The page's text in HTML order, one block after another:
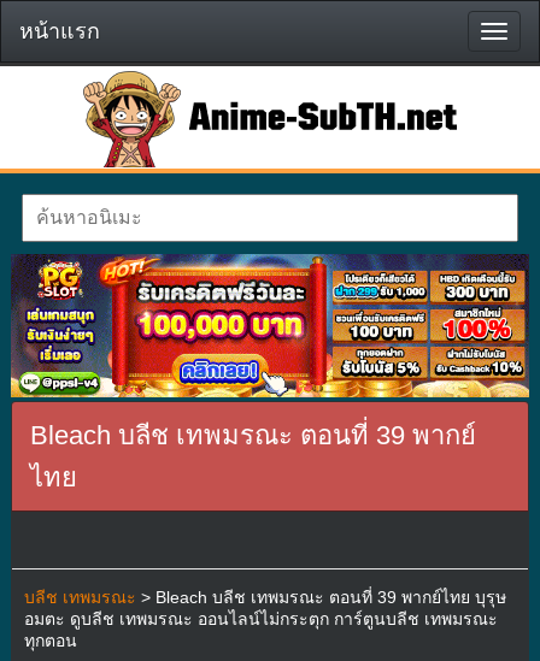
หน้า
แรก
หน้าแรก
Bleach บลีช เทพมรณะ ตอนที่ 39 พากย์
ไทย
บลีช เทพมรณะ > Bleach บลีช เทพมรณะ ตอนที่ 39 พากย์ไทย บุรุษ
อมตะ ดูบลีช เทพมรณะ ออนไลน์ไม่กระตุก การ์ตูนบลีช เทพมรณะ
ทุกตอน